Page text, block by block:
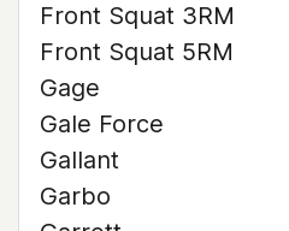
Front Squat 3RM
Front Squat 5RM
Gage
Gale Force
Gallant
Garbo